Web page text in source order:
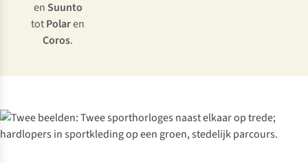
enSuunto
totPolaren
Coros.